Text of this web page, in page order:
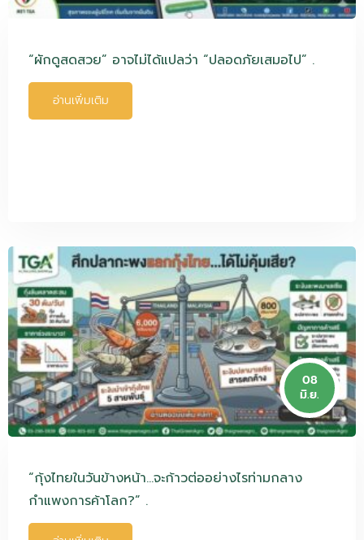
“ผักดูสดสวย” อาจไม่ได้แปลว่า “ปลอดภัยเสมอไป” .
อ่านเพิ่มเติม
08
มิ.ย.
“กุ้งไทยในวันข้างหน้า…จะก้าวต่ออย่างไรท่ามกลาง
กำแพงการค้าโลก?” .